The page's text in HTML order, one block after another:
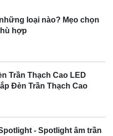
loại nào? Mẹo chọn
hợp
Trần Thạch Cao LED
Đèn Trần Thạch Cao
- Spotlight âm trần